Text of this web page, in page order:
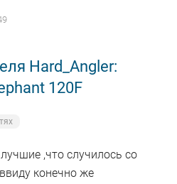
Hard_Angler:
120F
,что случилось со
конечно же